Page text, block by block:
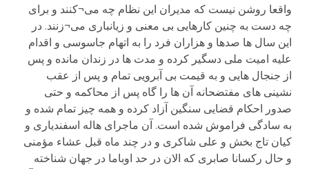
واقعا روشن نیست که مدیران این نظام چه می¬کنند و برای
چه دست به چنین کارهایی بی معنی و زیانباری می¬زنند. در
این سال ها صدها و هزاران فرد را به اتهام جاسوسی و اقدام
علیه امیت ملی دسگیر کرده و مدت ها در زندان مانده و پس
از جنجال هایی و به قیمت بی آبرویی تمام و پس از عقب
نشینی های مفتضحانه آن ها را گاه پس از محاکمه و حتی
صدور احکام قضایی سنگین آزاد کرده و همه چیز تمام شده و
به سادگی فراموش شده است. آن ماجرای هاله اسفندیاری و
کیان تاج بخش و علی شاکری و در چند ماه قبل عشاء مؤمنی
و حال رکسانا صابری که الان در حد اوباما در جهان شناخته